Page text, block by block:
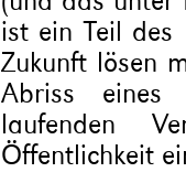
ist ein Teil
Zukunft lösen
Abriss
laufenden
Öffentlichkeit